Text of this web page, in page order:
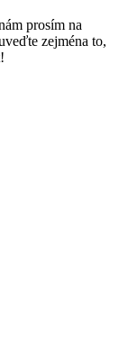
prosím na
zejména to,